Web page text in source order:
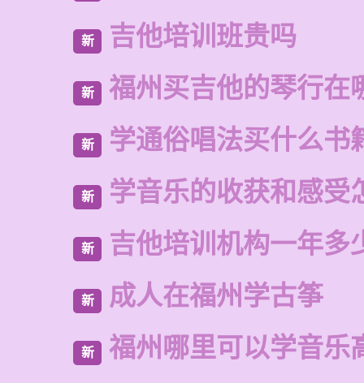
新 吉他培训班贵吗
新 福州买吉他的琴行在
新 学通俗唱法买什么书
新 学音乐的收获和感受
新 吉他培训机构一年多
新 成人在福州学古筝
新 福州哪里可以学音乐